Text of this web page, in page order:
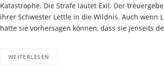
Katastrophe. Die Strafe lautet Exil. Der
ihrer Schwester Lettle in die Wildnis. Auch wenn
hätte sie vorhersagen können, dass sie jenseits
WEITERLESEN